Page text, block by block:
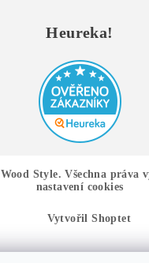
Heureka!
Wood Style. Všechna práva
nastavení cookies
Vytvořil Shoptet